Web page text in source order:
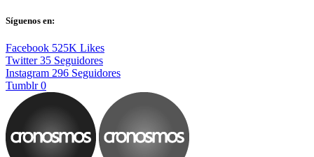
Síguenos en:
Facebook 525K Likes
Twitter 35 Seguidores
Instagram 296 Seguidores
Tumblr 0